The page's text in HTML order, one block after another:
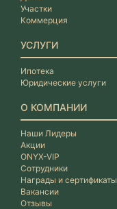
Участки
Коммерция
УСЛУГИ
Ипотека
Юридические услуги
О КОМПАНИИ
Наши Лидеры
Акции
ONYX-VIP
Сотрудники
Награды и сертификаты
Вакансии
Отзывы